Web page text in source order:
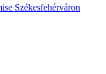
Székesfehérváron